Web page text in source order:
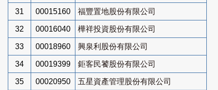
31 00015160 福豐置地股份有限公司
32 00016040 樺祥投資股份有限公司
33 00018960 興泉利股份有限公司
34 00019399 鉅客民饕股份有限公司
35 00020950 五星資產管理股份有限公司